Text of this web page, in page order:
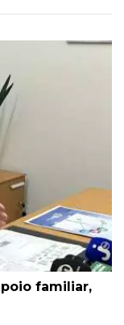
familiar,